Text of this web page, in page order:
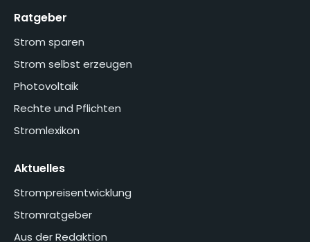
Ratgeber
Strom sparen
Strom selbst erzeugen
Photovoltaik
Rechte und Pflichten
Stromlexikon
Aktuelles
Strompreisentwicklung
Stromratgeber
Aus der Redaktion